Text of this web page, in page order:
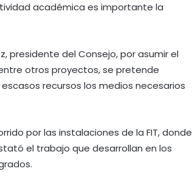
académica es importante la
presidente del Consejo, por asumir el
otros proyectos, se pretende
recursos los medios necesarios
por las instalaciones de la FIT, donde
el trabajo que desarrollan en los